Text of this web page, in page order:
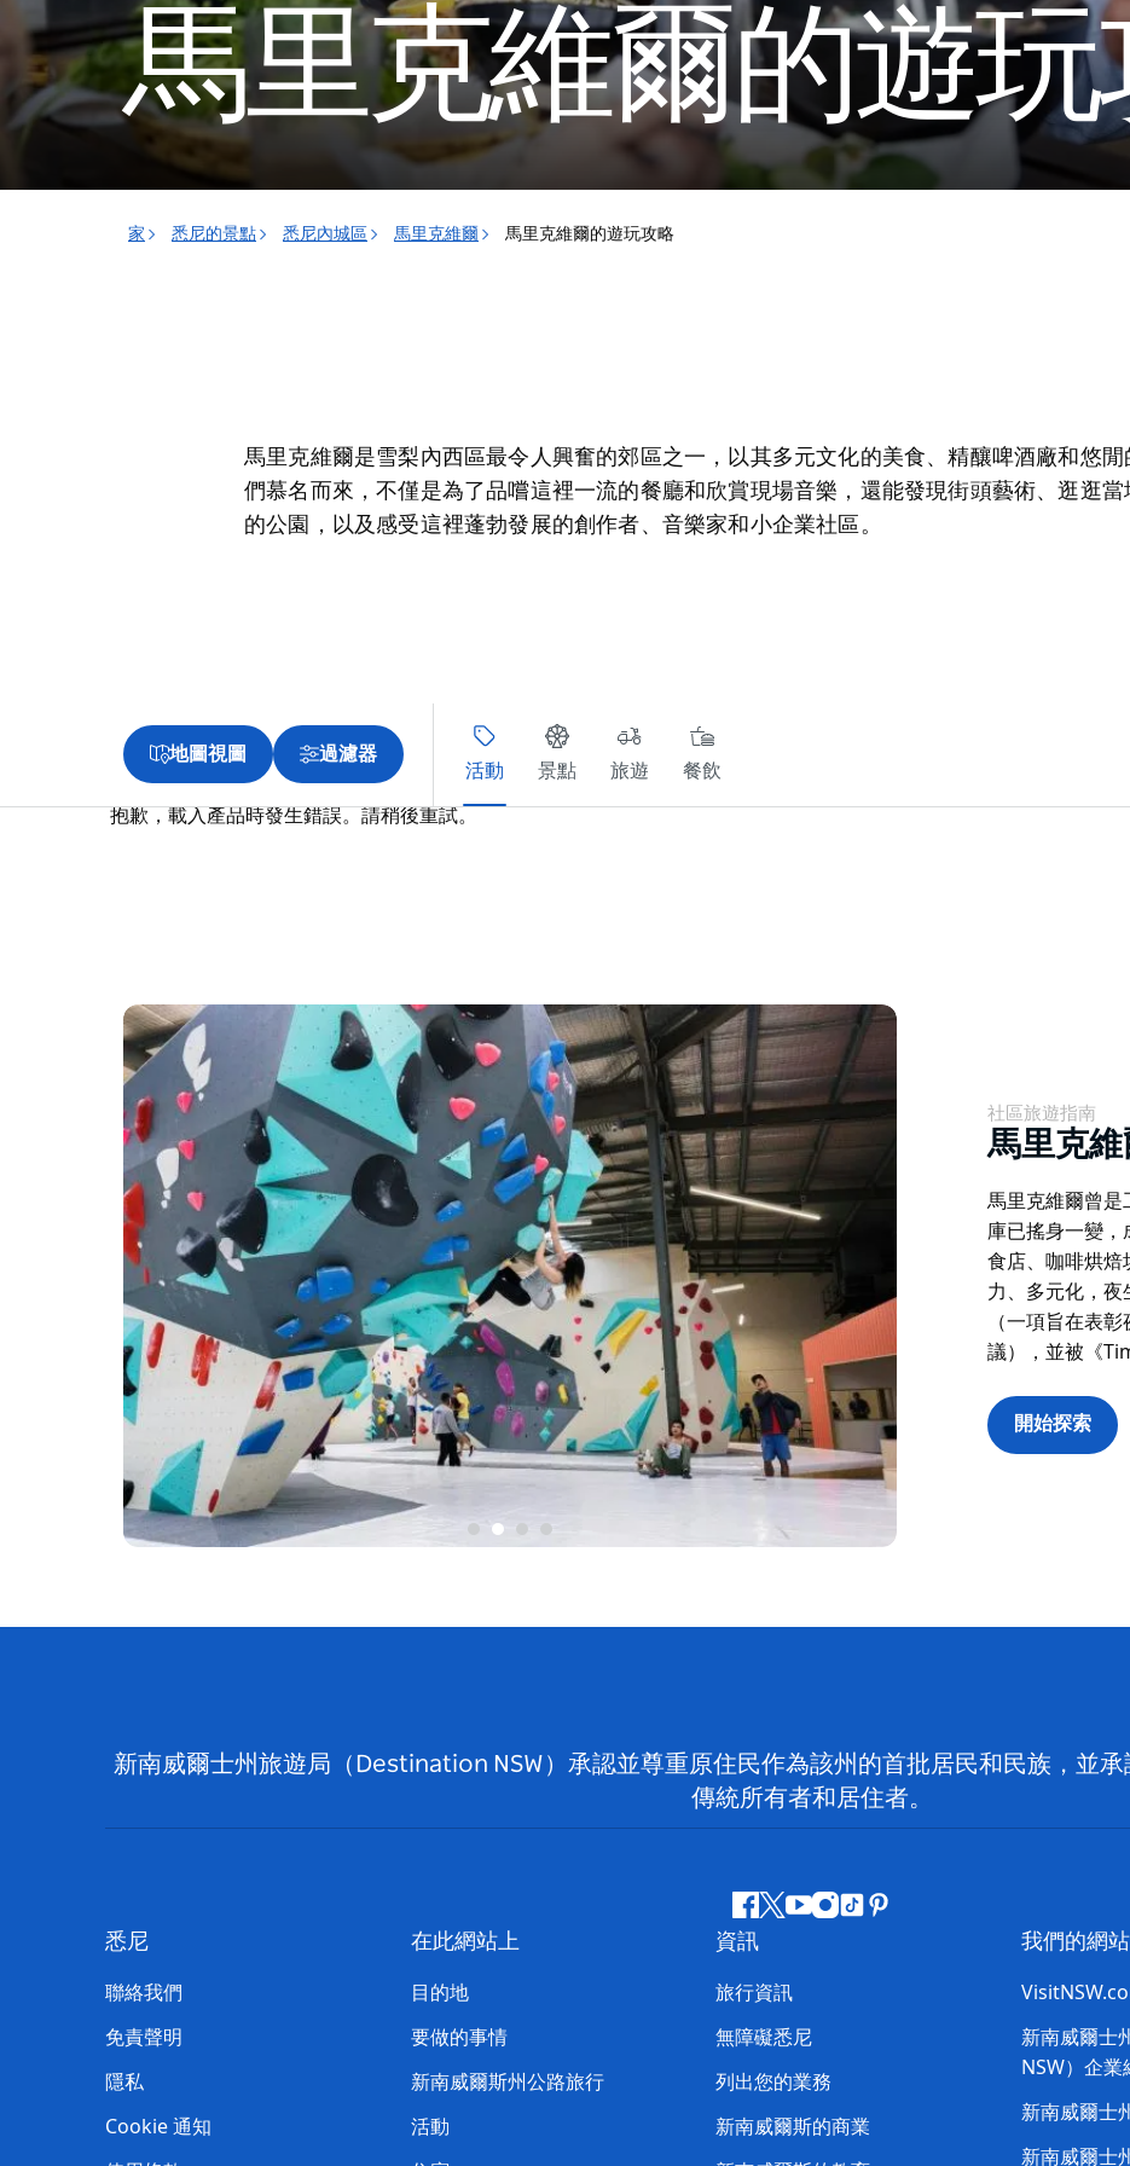
馬里克維爾的遊玩
家 悉尼的景點 悉尼內城區 馬里克維爾 馬里克維爾的遊玩攻略
馬里克維爾是雪梨內西區最令人興奮的郊區之一，以其多元文化的美食、精釀啤酒廠和悠
們慕名而來，不僅是為了品嚐這裡一流的餐廳和欣賞現場音樂，還能發現街頭藝術、逛逛
的公園，以及感受這裡蓬勃發展的創作者、音樂家和小企業社區。
地圖視圖
過濾器
活動
景點 旅遊 餐飲
抱歉，載入產品時發生錯誤。請稍後重試。
社區旅遊指南
馬里克
馬里克維爾曾是
庫已搖身一變
食店、咖啡烘
力、多元化，夜
（一項旨在表
議），並被《
開始探索
新南威爾士州旅遊局（Destination NSW）承認並尊重原住民作為該州的首批居民和民族，並
傳統所有者和居住者。
Facebook
嘰
喳
喳
Youtube
Instagram
抖 Pinterest
悉尼
聯絡我們
免責聲明
隱私
Cookie 通知
在此網站上
目的地
要做的事情
新南威爾斯州公路旅行
活動
資訊
旅行資訊
無障礙悉尼
列出您的業務
新南威爾斯的商業
我們的網站
新南威爾士
NSW）企業
新南威爾士
新南威爾士